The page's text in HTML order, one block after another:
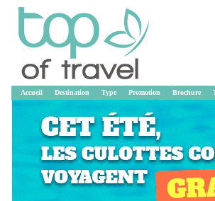
Accueil Destination Type Promotion Brochure